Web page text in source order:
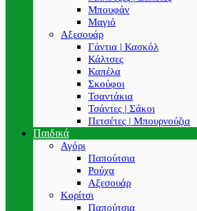
Μπουφάν
Μαγιό
Αξεσουάρ
Γάντια | Κασκόλ
Κάλτσες
Καπέλα
Σκούφοι
Τσαντάκια
Τσάντες | Σάκοι
Πετσέτες | Μπουρνούζια
Παιδικά
Αγόρι
Παπούτσια
Ρούχα
Αξεσουάρ
Κορίτσι
Παπούτσια